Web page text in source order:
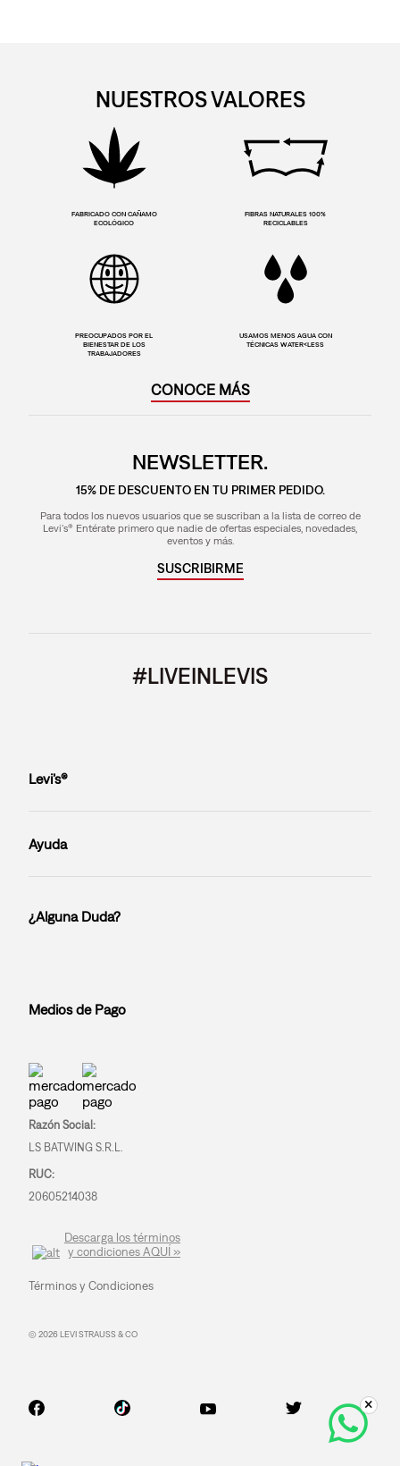
NUESTROS VALORES
FABRICADO CON CAÑAMO
ECOLÓGICO
FIBRAS NATURALES 100%
RECICLABLES
PREOCUPADOS POR EL
BIENESTAR DE LOS
TRABAJADORES
USAMOS MENOS AGUA CON
TÉCNICAS WATER<LESS
CONOCE MÁS
NEWSLETTER.
15% DE DESCUENTO EN TU PRIMER PEDIDO.
Para todos los nuevos usuarios que se suscriban a la lista de correo de
Levi's® Entérate primero que nadie de ofertas especiales, novedades,
eventos y más.
SUSCRIBIRME
#LIVEINLEVIS
Levi’s®
Ayuda
¿Alguna Duda?
Medios de Pago
Razón Social:
LS BATWING S.R.L.
RUC:
20605214038
Descarga los términos
y condiciones AQUÍ »
Términos y Condiciones
© 2026 LEVI STRAUSS & CO